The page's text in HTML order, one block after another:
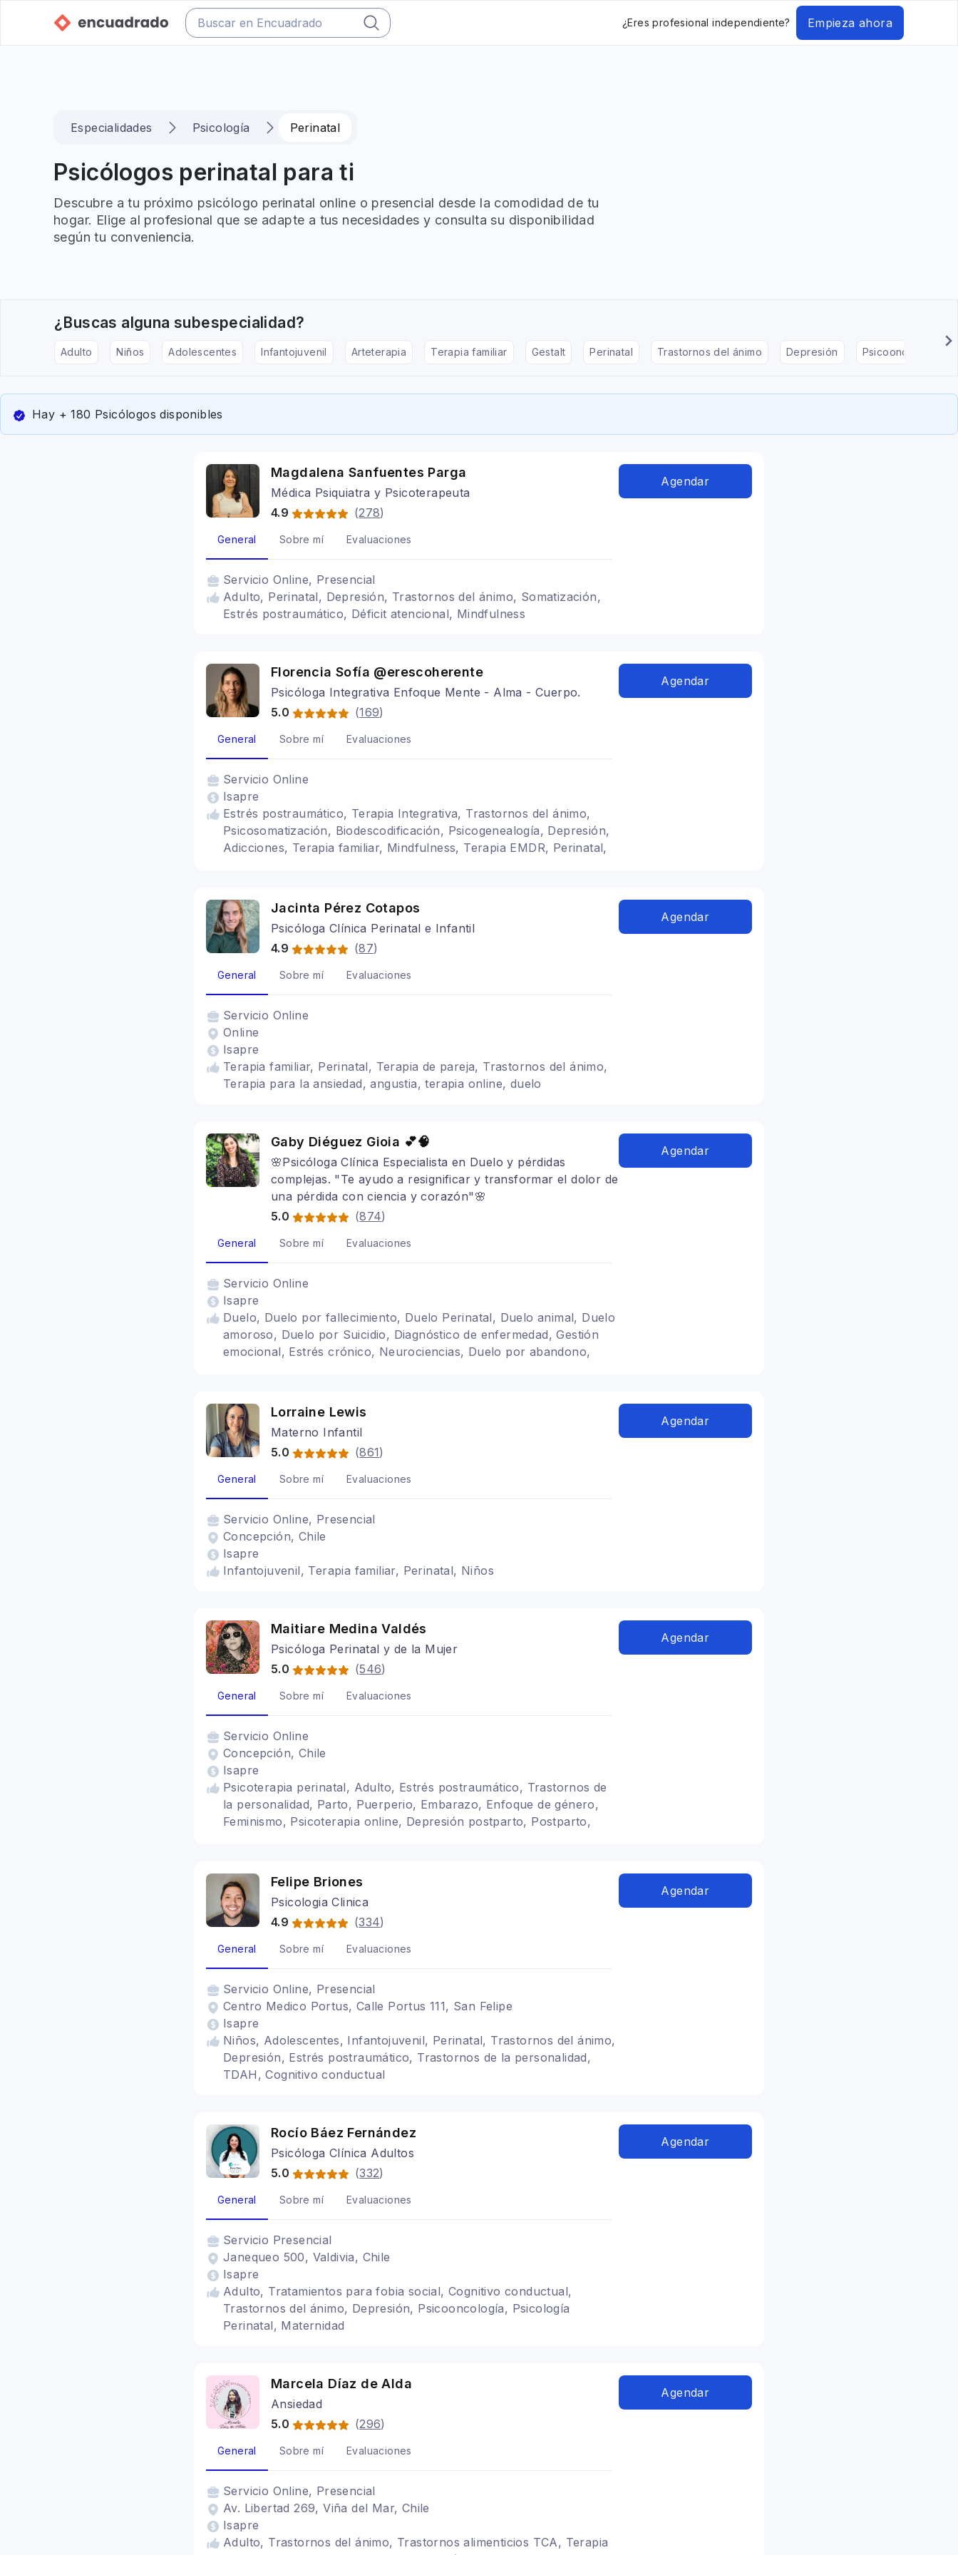
¿Eres profesional independiente? Empieza ahora
Especialidades Psicología Perinatal
Psicólogos perinatal para ti
Descubre a tu próximo psicólogo perinatal online o presencial desde la comodidad de tu
hogar. Elige al profesional que se adapte a tus necesidades y consulta su disponibilidad
según tu conveniencia.
¿Buscas alguna subespecialidad?
Adulto Niños Adolescentes Infantojuvenil Arteterapia Terapia familiar Gestalt Perinatal Trastornos del ánimo Depresión Psicooncología
Hay + 180 Psicólogos disponibles
Magdalena Sanfuentes Parga
Médica Psiquiatra y Psicoterapeuta
4.9
(278)
General Sobre mí Evaluaciones
Servicio Online, Presencial
Adulto, Perinatal, Depresión, Trastornos del ánimo, Somatización,
Estrés postraumático, Déficit atencional, Mindfulness
Agendar
Florencia Sofía @erescoherente
Psicóloga Integrativa Enfoque Mente - Alma - Cuerpo.
5.0
(169)
General Sobre mí Evaluaciones
Servicio Online
Isapre
Estrés postraumático, Terapia Integrativa, Trastornos del ánimo,
Psicosomatización, Biodescodificación, Psicogenealogía, Depresión,
Adicciones, Terapia familiar, Mindfulness, Terapia EMDR, Perinatal,
Agendar
Jacinta Pérez Cotapos
Psicóloga Clínica Perinatal e Infantil
4.9
(87)
General Sobre mí Evaluaciones
Servicio Online
Online
Isapre
Terapia familiar, Perinatal, Terapia de pareja, Trastornos del ánimo,
Terapia para la ansiedad, angustia, terapia online, duelo
Agendar
Gaby Diéguez Gioia 💕🧠
🌸Psicóloga Clínica Especialista en Duelo y pérdidas
complejas. "Te ayudo a resignificar y transformar el dolor de
una pérdida con ciencia y corazón"🌸
5.0
(874)
General Sobre mí Evaluaciones
Servicio Online
Isapre
Duelo, Duelo por fallecimiento, Duelo Perinatal, Duelo animal, Duelo
amoroso, Duelo por Suicidio, Diagnóstico de enfermedad, Gestión
emocional, Estrés crónico, Neurociencias, Duelo por abandono,
Estrés postraumático, Terapia para la ansiedad, Terapia familiar,
Cognitivo conductual
Agendar
Lorraine Lewis
Materno Infantil
5.0
(861)
General Sobre mí Evaluaciones
Servicio Online, Presencial
Concepción, Chile
Isapre
Infantojuvenil, Terapia familiar, Perinatal, Niños
Agendar
Maitiare Medina Valdés
Psicóloga Perinatal y de la Mujer
5.0
(546)
General Sobre mí Evaluaciones
Servicio Online
Concepción, Chile
Isapre
Psicoterapia perinatal, Adulto, Estrés postraumático, Trastornos de
la personalidad, Parto, Puerperio, Embarazo, Enfoque de género,
Feminismo, Psicoterapia online, Depresión postparto, Postparto,
Agendar
Felipe Briones
Psicologia Clinica
4.9
(334)
General Sobre mí Evaluaciones
Servicio Online, Presencial
Centro Medico Portus, Calle Portus 111, San Felipe
Isapre
Niños, Adolescentes, Infantojuvenil, Perinatal, Trastornos del ánimo,
Depresión, Estrés postraumático, Trastornos de la personalidad,
TDAH, Cognitivo conductual
Agendar
Rocío Báez Fernández
Psicóloga Clínica Adultos
5.0
(332)
General Sobre mí Evaluaciones
Servicio Presencial
Janequeo 500, Valdivia, Chile
Isapre
Adulto, Tratamientos para fobia social, Cognitivo conductual,
Trastornos del ánimo, Depresión, Psicooncología, Psicología
Perinatal, Maternidad
Agendar
Marcela Díaz de Alda
Ansiedad
5.0
(296)
General Sobre mí Evaluaciones
Servicio Online, Presencial
Av. Libertad 269, Viña del Mar, Chile
Isapre
Adulto, Trastornos del ánimo, Trastornos alimenticios TCA, Terapia
Agendar